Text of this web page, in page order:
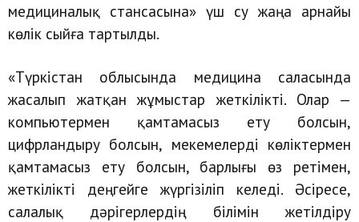
медициналық стансасына» үш су жаңа арнайы
көлік сыйға тартылды.
«Түркістан облысында медицина саласында
жасалып жатқан жұмыстар жеткілікті. Олар —
компьютермен қамтамасыз ету болсын,
цифрландыру болсын, мекемелерді көліктермен
қамтамасыз ету болсын, барлығы өз ретімен,
жеткілікті деңгейге жүргізіліп келеді. Әсіресе,
салалық дәрігерлердің білімін жетілдіру